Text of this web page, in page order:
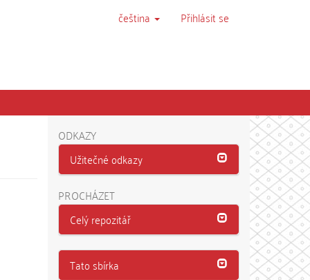
čeština Přihlásit se
ODKAZY
Užitečné odkazy
PROCHÁZET
Celý repozitář
Tato sbírka